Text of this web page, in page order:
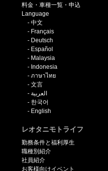
料金・車種一覧・申込
Language
中文
Français
Deutsch
Español
Malaysia
Indonesia
ภาษาไทย
文言
العربية
한국어
English
レオタニモトライフ
勤務条件と福利厚生
職種別紹介
社員紹介
お客様向けイベント